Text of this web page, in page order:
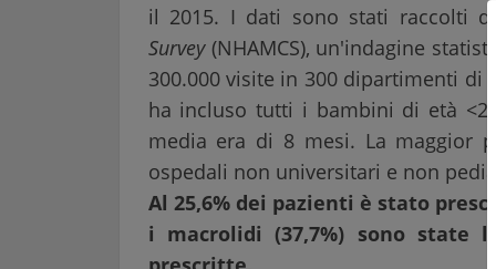
il 2015. I dati sono stati raccolti
Survey(NHAMCS), un'indagine
300.000 visite in 300 dipartimenti di
ha incluso tutti i bambini di età <2
media era di 8 mesi. La maggior
ospedali non universitari e non
Al 25,6% dei pazienti è stato
i macrolidi (37,7%) sono state